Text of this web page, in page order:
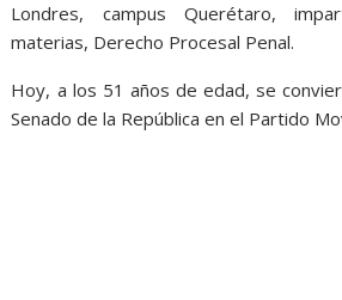
Londres, campus Querétaro,
materias, Derecho Procesal Penal.
Hoy, a los 51 años de edad, se
Senado de la República en el Partido